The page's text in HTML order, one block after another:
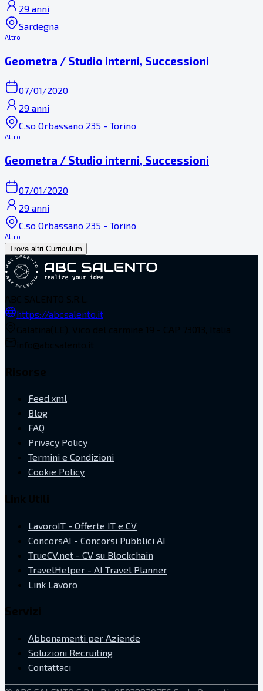
29 anni
Sardegna
Altro
Geometra / Studio interni, Successioni
07/01/2020
29 anni
C.so Orbassano 235 - Torino
Altro
Geometra / Studio interni, Successioni
07/01/2020
29 anni
C.so Orbassano 235 - Torino
Altro
Trova altri Curriculum
https://abcsalento.it
Feed.xml
Blog
FAQ
Privacy Policy
Termini e Condizioni
Cookie Policy
LavoroIT - Offerte IT e CV
ConcorsAI - Concorsi Pubblici AI
TrueCV.net - CV su Blockchain
TravelHelper - AI Travel Planner
Link Lavoro
Abbonamenti per Aziende
Soluzioni Recruiting
Contattaci